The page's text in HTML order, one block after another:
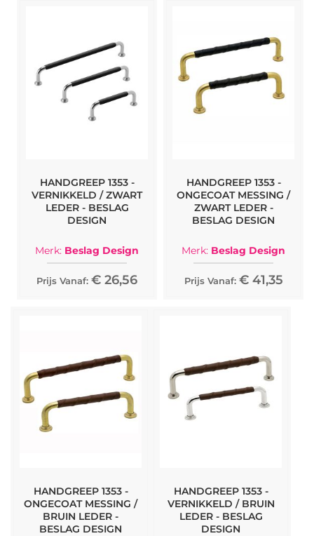
HANDGREEP 1353 -
VERNIKKELD / ZWART
LEDER - BESLAG
DESIGN
Merk: Beslag Design
Prijs Vanaf: € 26,56
HANDGREEP 1353 -
ONGECOAT MESSING /
ZWART LEDER -
BESLAG DESIGN
Merk: Beslag Design
Prijs Vanaf: € 41,35
HANDGREEP 1353 -
ONGECOAT MESSING /
BRUIN LEDER -
BESLAG DESIGN
HANDGREEP 1353 -
VERNIKKELD / BRUIN
LEDER - BESLAG
DESIGN